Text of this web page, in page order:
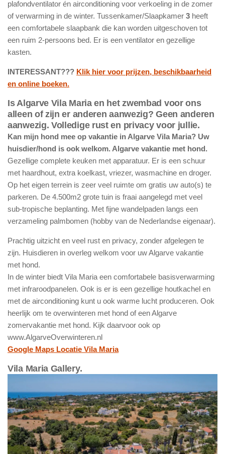
plafondventilator én airconditioning voor verkoeling in de zomer
of verwarming in de winter. Tussenkamer/Slaapkamer 3 heeft
een comfortabele slaapbank die kan worden uitgeschoven tot
een ruim 2-persoons bed. Er is een ventilator en gezellige
kasten.
INTERESSANT??? Klik hier voor prijzen, beschikbaarheid
en online boeken.
Is Algarve Vila Maria en het zwembad voor ons
alleen of zijn er anderen aanwezig? Geen anderen
aanwezig. Volledige rust en privacy voor jullie.
Kan mijn hond mee op vakantie in Algarve Vila Maria? Uw
huisdier/hond is ook welkom. Algarve vakantie met hond.
Gezellige complete keuken met apparatuur. Er is een schuur
met haardhout, extra koelkast, vriezer, wasmachine en droger.
Op het eigen terrein is zeer veel ruimte om gratis uw auto(s) te
parkeren. De 4.500m2 grote tuin is fraai aangelegd met veel
sub-tropische beplanting. Met fijne wandelpaden langs een
verzameling palmbomen (hobby van de Nederlandse eigenaar).
Prachtig uitzicht en veel rust en privacy, zonder afgelegen te
zijn. Huisdieren in overleg welkom voor uw Algarve vakantie
met hond.
In de winter biedt Vila Maria een comfortabele basisverwarming
met infraroodpanelen. Ook is er is een gezellige houtkachel en
met de airconditioning kunt u ook warme lucht produceren. Ook
heerlijk om te overwinteren met hond of een Algarve
zomervakantie met hond. Kijk daarvoor ook op
www.AlgarveOverwinteren.nl
Google Maps Locatie Vila Maria
Vila Maria Gallery.